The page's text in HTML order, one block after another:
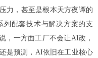
力，甚至是根本天方夜谭的
配套技术与解决方案的支
，一方面工厂不会让AI改，
是预测，AI依旧在工业核心